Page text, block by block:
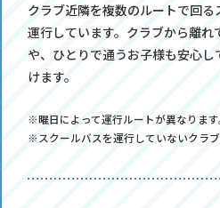
クラブ近隣を複数のルートで回る
運行しています。クラブから離れ
や、ひとりで通うお子様も安心し
けます。
※曜日によって運行ルートが異なります
※スクールバスを運行していないクラブ